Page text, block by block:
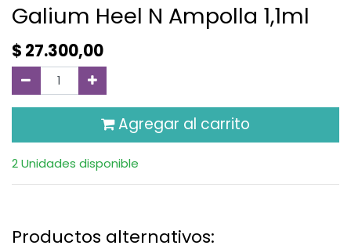
Galium Heel N Ampolla 1,1ml
$ 27.300,00
Agregar al carrito
2 Unidades disponible
Productos alternativos: